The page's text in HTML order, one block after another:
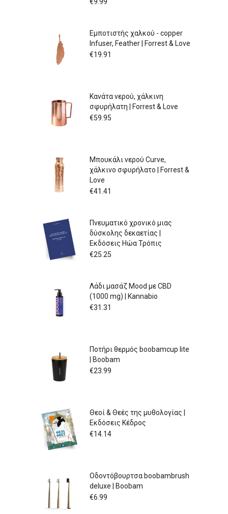
Εμποτιστής χαλκού - copper
Infuser, Feather | Forrest & Love
€19.91
Κανάτα νερού, χάλκινη
σφυρήλατη | Forrest & Love
€59.95
Μπουκάλι νερού Curve,
χάλκινο σφυρήλατο | Forrest &
Love
€41.41
Πνευματικό χρονικό μιας
δύσκολης δεκαετίας |
Εκδόσεις Ηώα Τρόπις
€25.25
Λάδι μασάζ Mood με CBD
(1000 mg) | Kannabio
€31.31
Ποτήρι θερμός boobamcup lite
| Boobam
€23.99
Θεοί & Θεές της μυθολογίας |
Εκδόσεις Κέδρος
€14.14
Οδοντόβουρτσα boobambrush
deluxe | Boobam
€6.99